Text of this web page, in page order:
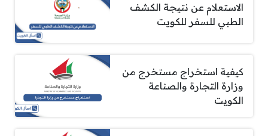
الاستعلام عن نتيجة الكشف
الطبي للسفر للكويت
كيفية استخراج مستخرج من
وزارة التجارة والصناعة
الكويت